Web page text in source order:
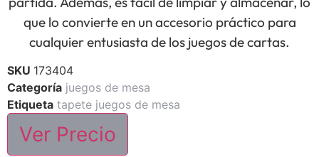
que lo convierte en un accesorio práctico para
cualquier entusiasta de los juegos de cartas.
SKU 173404
Categoría juegos de mesa
Etiqueta tapete juegos de mesa
Ver Precio